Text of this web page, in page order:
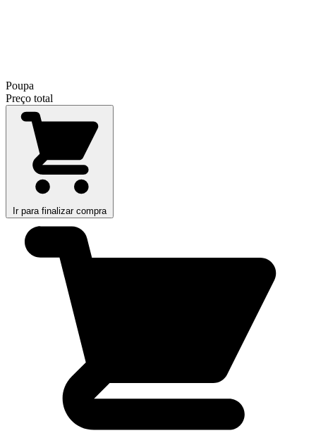
Poupa
Preço total
Ir para finalizar compra